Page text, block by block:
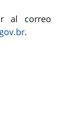
al correo
.